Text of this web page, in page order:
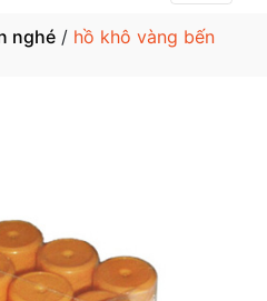
nghé / hồ khô vàng bến